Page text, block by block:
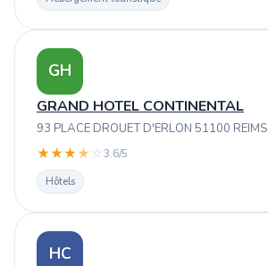
GH
GRAND HOTEL CONTINENTAL
93 PLACE DROUET D'ERLON 51100 REIMS
★★★★ ☆3.6/5
Hôtels
HC